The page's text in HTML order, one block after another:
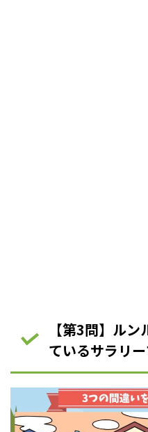
【第3問】ル
ているサラリ